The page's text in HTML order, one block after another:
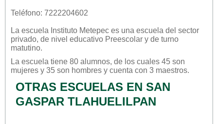
Teléfono: 7222204602
La escuela Instituto Metepec es una escuela del sector
privado, de nivel educativo Preescolar y de turno
matutino.
La escuela tiene 80 alumnos, de los cuales 45 son
mujeres y 35 son hombres y cuenta con 3 maestros.
OTRAS ESCUELAS EN SAN
GASPAR TLAHUELILPAN